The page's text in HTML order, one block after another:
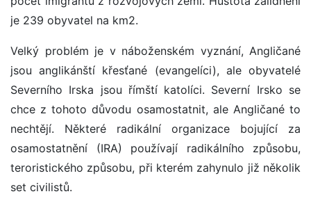
je 239 obyvatel na km2.
Velký problém je v náboženském vyznání, Angličané
jsou anglikánští křesťané (evangelíci), ale obyvatelé
Severního Irska jsou římští katolíci. Severní Irsko se
chce z tohoto důvodu osamostatnit, ale Angličané to
nechtějí. Některé radikální organizace bojující za
osamostatnění (IRA) používají radikálního způsobu,
teroristického způsobu, při kterém zahynulo již několik
set civilistů.